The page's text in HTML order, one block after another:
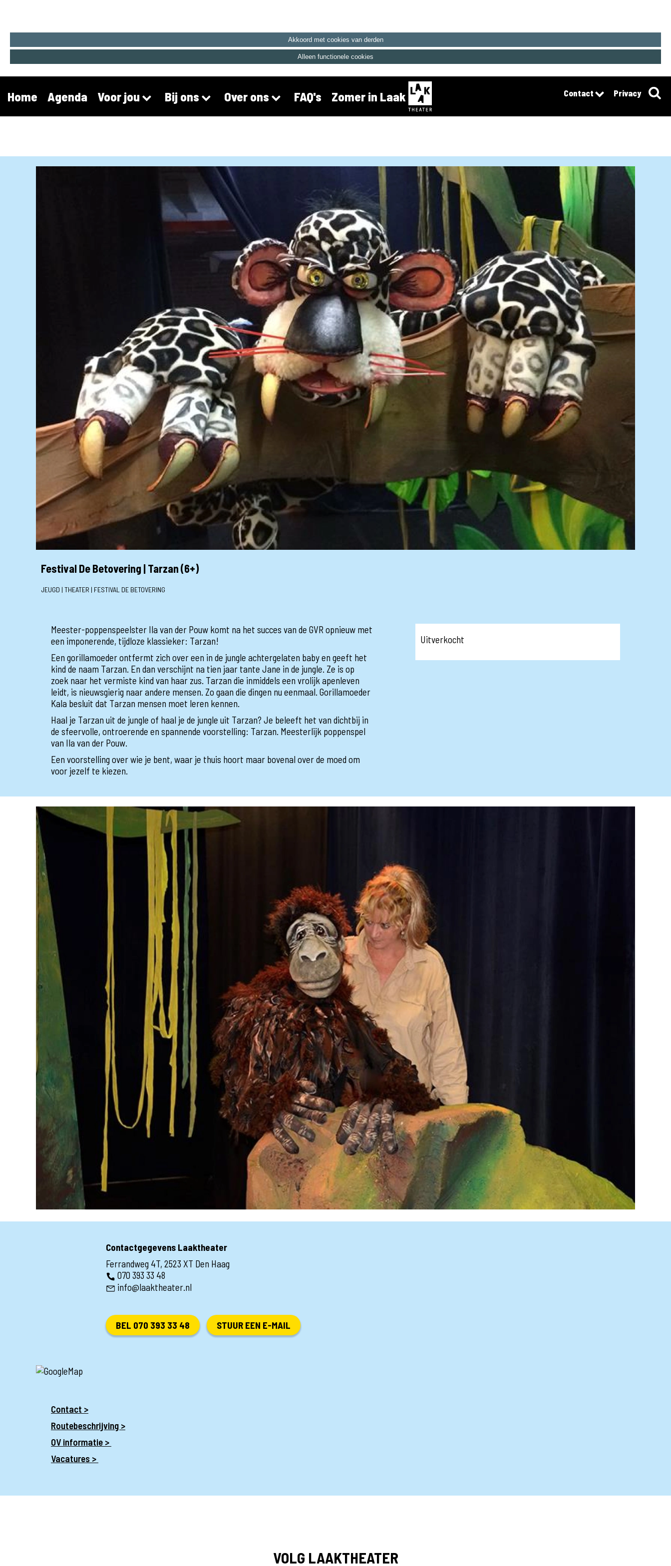
Akkoord met cookies van derden
Alleen functionele cookies
Home Agenda Voor jou Bij ons Over ons FAQ's Zomer in Laak Contact Privacy
Festival De Betovering | Tarzan (6+)
JEUGD | THEATER | FESTIVAL DE BETOVERING
Meester-poppenspeelster Ila van der Pouw komt na het succes van de GVR opnieuw met
een imponerende, tijdloze klassieker: Tarzan!
Een gorillamoeder ontfermt zich over een in de jungle achtergelaten baby en geeft het
kind de naam Tarzan. En dan verschijnt na tien jaar tante Jane in de jungle. Ze is op
zoek naar het vermiste kind van haar zus. Tarzan die inmiddels een vrolijk apenleven
leidt, is nieuwsgierig naar andere mensen. Zo gaan die dingen nu eenmaal. Gorillamoeder
Kala besluit dat Tarzan mensen moet leren kennen.
Haal je Tarzan uit de jungle of haal je de jungle uit Tarzan? Je beleeft het van dichtbij in
de sfeervolle, ontroerende en spannende voorstelling: Tarzan. Meesterlijk poppenspel
van Ila van der Pouw.
Een voorstelling over wie je bent, waar je thuis hoort maar bovenal over de moed om
voor jezelf te kiezen.
Uitverkocht
Contactgegevens Laaktheater
Ferrandweg 4T, 2523 XT Den Haag
070 393 33 48
info@laaktheater.nl
BEL 070 393 33 48 STUUR EEN E-MAIL
Contact >
Routebeschrijving >
OV informatie >
Vacatures >
VOLG LAAKTHEATER